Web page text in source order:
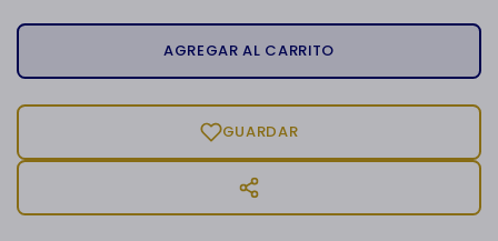
AGREGAR AL CARRITO
GUARDAR